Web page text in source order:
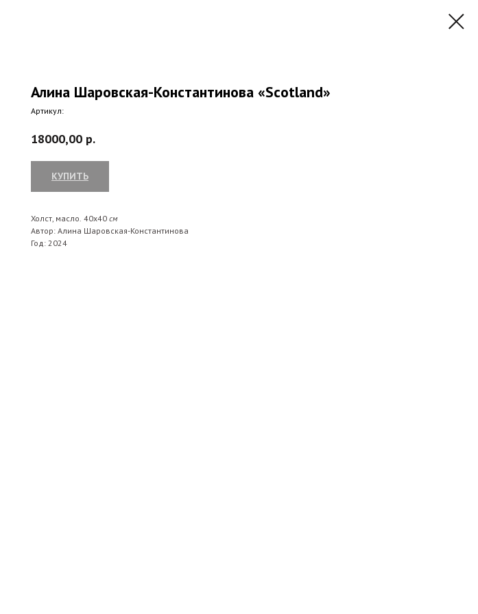
Алина Шаровская-Константинова «Scotland»
Артикул:
18000,00 р.
КУПИТЬ
Холст, масло. 40х40 см
Автор: Алина Шаровская-Константинова
Год: 2024